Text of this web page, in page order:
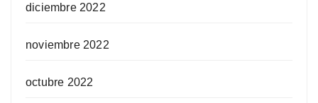
diciembre 2022
noviembre 2022
octubre 2022